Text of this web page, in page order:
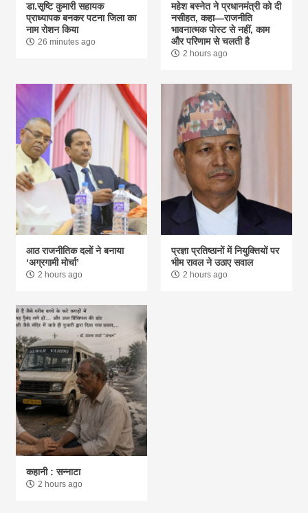
डा.सृष्टि कुमारी सहायक
प्राध्यापक बनकर पटना जिला का
नाम रोशन किया
26 minutes ago
महेश बस्नेत ने प्रधानमंत्री को दी
नसीहत, कहा—राजनीति
भावनात्मक पोस्ट से नहीं, काम
और परिणाम से चलती है
2 hours ago
आठ राजनीतिक दलों ने बनाया
‘अग्रगामी मोर्चा’
2 hours ago
प्रज्ञा प्रतिष्ठानों में नियुक्तियों पर
भीम रावल ने उठाए सवाल
2 hours ago
कहानी : सन्नाटा
2 hours ago